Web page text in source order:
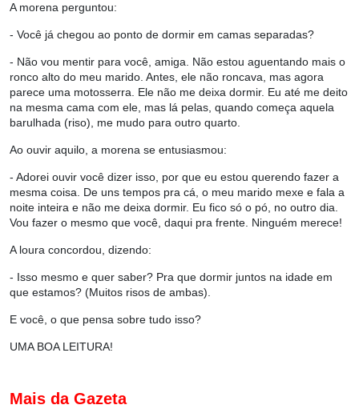
A morena perguntou:
- Você já chegou ao ponto de dormir em camas separadas?
- Não vou mentir para você, amiga. Não estou aguentando mais o
ronco alto do meu marido. Antes, ele não roncava, mas agora
parece uma motosserra. Ele não me deixa dormir. Eu até me deito
na mesma cama com ele, mas lá pelas, quando começa aquela
barulhada (riso), me mudo para outro quarto.
Ao ouvir aquilo, a morena se entusiasmou:
- Adorei ouvir você dizer isso, por que eu estou querendo fazer a
mesma coisa. De uns tempos pra cá, o meu marido mexe e fala a
noite inteira e não me deixa dormir. Eu fico só o pó, no outro dia.
Vou fazer o mesmo que você, daqui pra frente. Ninguém merece!
A loura concordou, dizendo:
- Isso mesmo e quer saber? Pra que dormir juntos na idade em
que estamos? (Muitos risos de ambas).
E você, o que pensa sobre tudo isso?
UMA BOA LEITURA!
Mais da Gazeta